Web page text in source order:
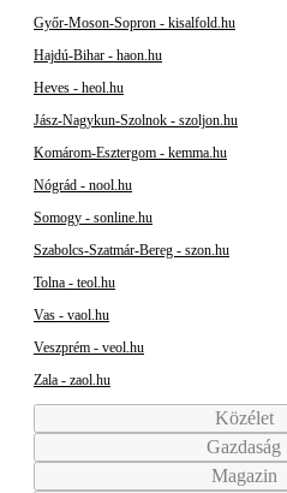
Győr-Moson-Sopron - kisalfold.hu
Hajdú-Bihar - haon.hu
Heves - heol.hu
Jász-Nagykun-Szolnok - szoljon.hu
Komárom-Esztergom - kemma.hu
Nógrád - nool.hu
Somogy - sonline.hu
Szabolcs-Szatmár-Bereg - szon.hu
Tolna - teol.hu
Vas - vaol.hu
Veszprém - veol.hu
Zala - zaol.hu
Közélet
Gazdaság
Magazin